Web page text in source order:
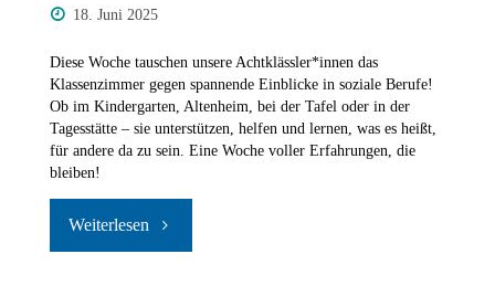
Nachmittag"
18. Juni 2025
Diese Woche tauschen unsere Achtklässler*innen das
Klassenzimmer gegen spannende Einblicke in soziale Berufe!
Ob im Kindergarten, Altenheim, bei der Tafel oder in der
Tagesstätte – sie unterstützen, helfen und lernen, was es heißt,
für andere da zu sein. Eine Woche voller Erfahrungen, die
bleiben!
"Mit